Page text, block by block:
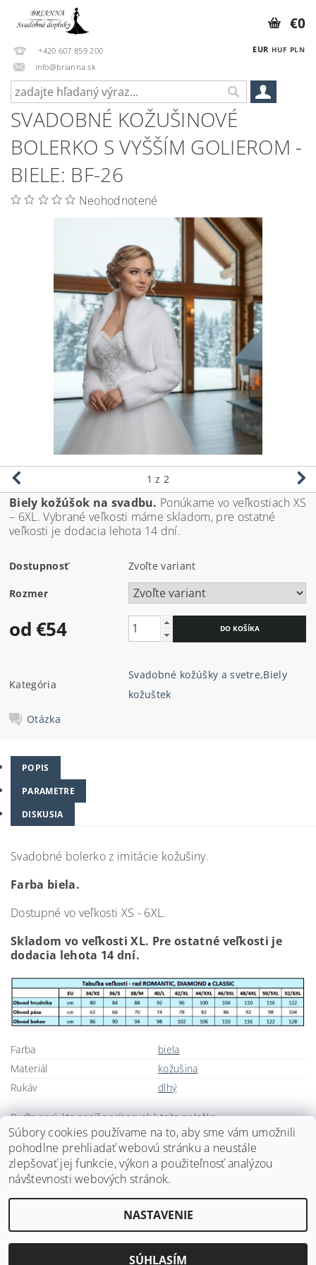
+420 607 859 200
info@brianna.sk
EUR HUF PLN
€0
SVADOBNÉ KOŽUŠINOVÉ
BOLERKO S VYŠŠÍM GOLIEROM -
BIELE: BF-26
Neohodnotené
1 z 2
Biely kožúšok na svadbu. Ponúkame vo veľkostiach XS
– 6XL. Vybrané veľkosti máme skladom, pre ostatné
veľkosti je dodacia lehota 14 dní.
Dostupnosť Zvoľte variant
Rozmer
od €54
Kategória
Svadobné kožúšky a svetre,Biely
kožuštek
Otázka
POPIS
PARAMETRE
DISKUSIA
Svadobné bolerko z imitácie kožušiny.
Farba biela.
Dostupné vo veľkosti XS - 6XL.
Skladom vo veľkosti XL. Pre ostatné veľkosti je
dodacia lehota 14 dní.
Farba
biela
Materiál
kožušina
Rukáv
dlhý
Buďte prvý, kto napíše príspevok k tejto položke.
Pridať komentár
2026 ©Svadobné doplnky BRIANNA, všetky práva vyhradené
Vytvoril Shoptet
Súbory cookies používame na to, aby sme vám umožnili
pohodlne prehliadať webovú stránku a neustále
zlepšovať jej funkcie, výkon a použiteľnosť analýzou
návštevnosti webových stránok.
NASTAVENIE
SÚHLASÍM